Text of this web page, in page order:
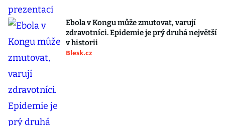
Ebola v Kongu může zmutovat, varují
zdravotníci. Epidemie je prý druhá největší
v historii
Blesk.cz